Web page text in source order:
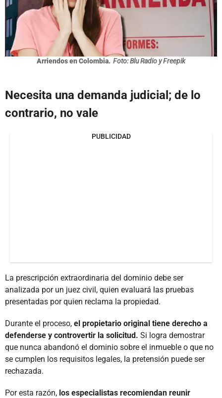
Arriendos en Colombia. Foto: Blu Radio y Freepik
Necesita una demanda judicial; de lo
contrario, no vale
PUBLICIDAD
La prescripción extraordinaria del dominio debe ser
analizada por un juez civil, quien evaluará las pruebas
presentadas por quien reclama la propiedad.
Durante el proceso, el propietario original tiene derecho a
defenderse y controvertir la solicitud. Si logra demostrar
que nunca abandonó el dominio sobre el inmueble o que no
se cumplen los requisitos legales, la pretensión puede ser
rechazada.
Por esta razón, los especialistas recomiendan reunir